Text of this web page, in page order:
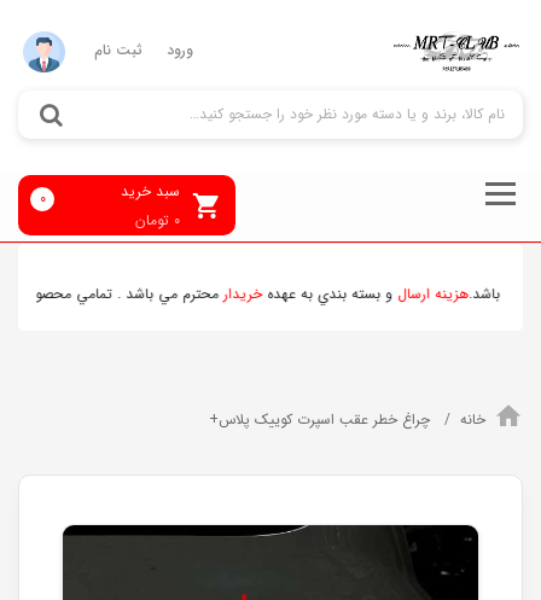
ورود ثبت نام
سبد خرید
0 تومان
0
باشد.هزينه ارسالو بسته بندي به عهدهخريدارمحترم مي باشد . تمامي محصولات
خانه چراغ خطر عقب اسپرت کوییک پلاس+